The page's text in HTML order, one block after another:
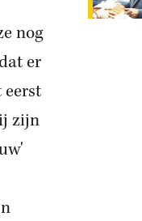
nog
er
zijn